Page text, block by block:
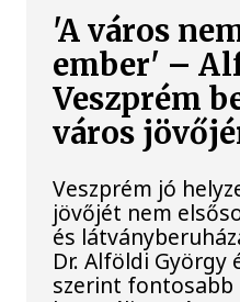
'A város
ember' –
Veszprém
város
Veszprém jó
jövőjét nem
és
Dr. Alföldi György
szerint fontosabb